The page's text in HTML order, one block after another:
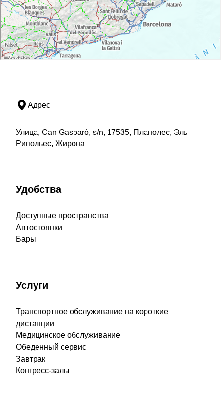
Адрес
Улица, Can Gasparó, s/n, 17535, Планолес, Эль-
Рипольес, Жирона
Удобства
Доступные пространства
Автостоянки
Бары
Услуги
Транспортное обслуживание на короткие
дистанции
Медицинское обслуживание
Обеденный сервис
Завтрак
Конгресс-залы